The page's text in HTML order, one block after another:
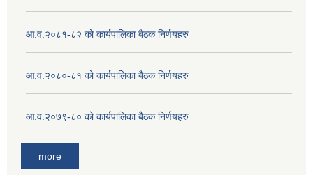
आ.व.२०८१-८२ को कार्यपालिका बैठक निर्णयहरु
आ.व.२०८०-८१ को कार्यपालिका बैठक निर्णयहरु
आ.व.२०७९-८० को कार्यपालिका बैठक निर्णयहरु
more